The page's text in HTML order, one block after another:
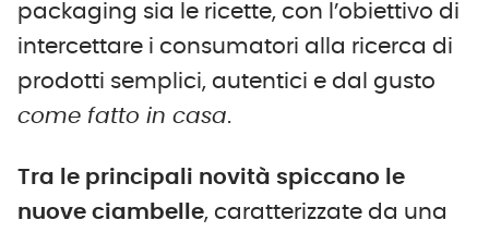
packaging sia le ricette, con l’obiettivo di
intercettare i consumatori alla ricerca di
prodotti semplici, autentici e dal gusto
come fatto in casa.
Tra le principali novità spiccano le
nuove ciambelle, caratterizzate da una